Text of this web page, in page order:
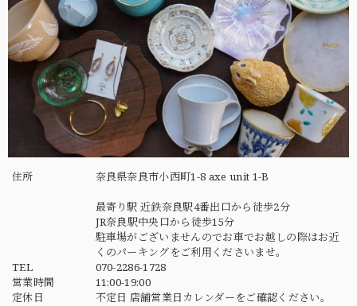
住所 奈良県奈良市小西町1-8 axe unit 1-B
最寄り駅 近鉄奈良駅4番出口から徒歩2分
JR奈良駅中央口から徒歩15分
駐車場がございませんのでお車でお越しの際はお近
くのパーキングをご利用くださいませ。
TEL
070-2286-1728
営業時間
11:00-19:00
定休日
不定日 店舗営業日カレンダーをご確認ください。